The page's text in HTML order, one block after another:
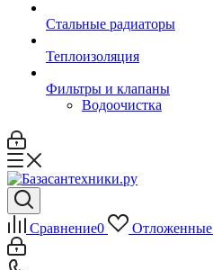
Стальные радиаторы
Теплоизоляция
Фильтры и клапаны
Водоочистка
Сравнение0 Отложенные